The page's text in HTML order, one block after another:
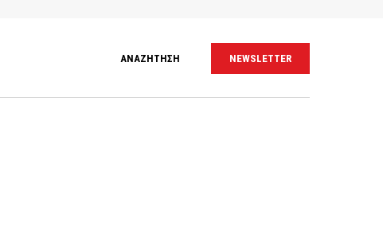
ΑΝΑΖΗΤΗΣΗ NEWSLETTER